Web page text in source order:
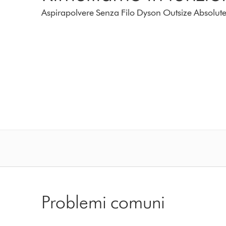
Aspirapolvere Senza Filo Dyson Outsize
Problemi comuni